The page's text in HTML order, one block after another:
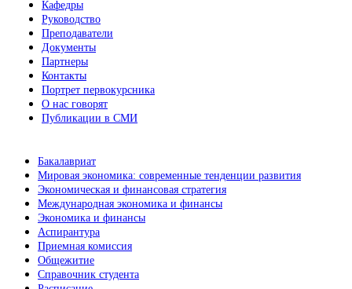
Кафедры
Руководство
Преподаватели
Документы
Партнеры
Контакты
Портрет первокурсника
О нас говорят
Публикации в СМИ
Бакалавриат
Мировая экономика: современные тенденции развития
Экономическая и финансовая стратегия
Международная экономика и финансы
Экономика и финансы
Аспирантура
Приемная комиссия
Общежитие
Справочник студента